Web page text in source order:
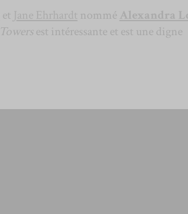
et Jane Ehrhardt nommé Alexandra
Towersest intéressante et est une digne